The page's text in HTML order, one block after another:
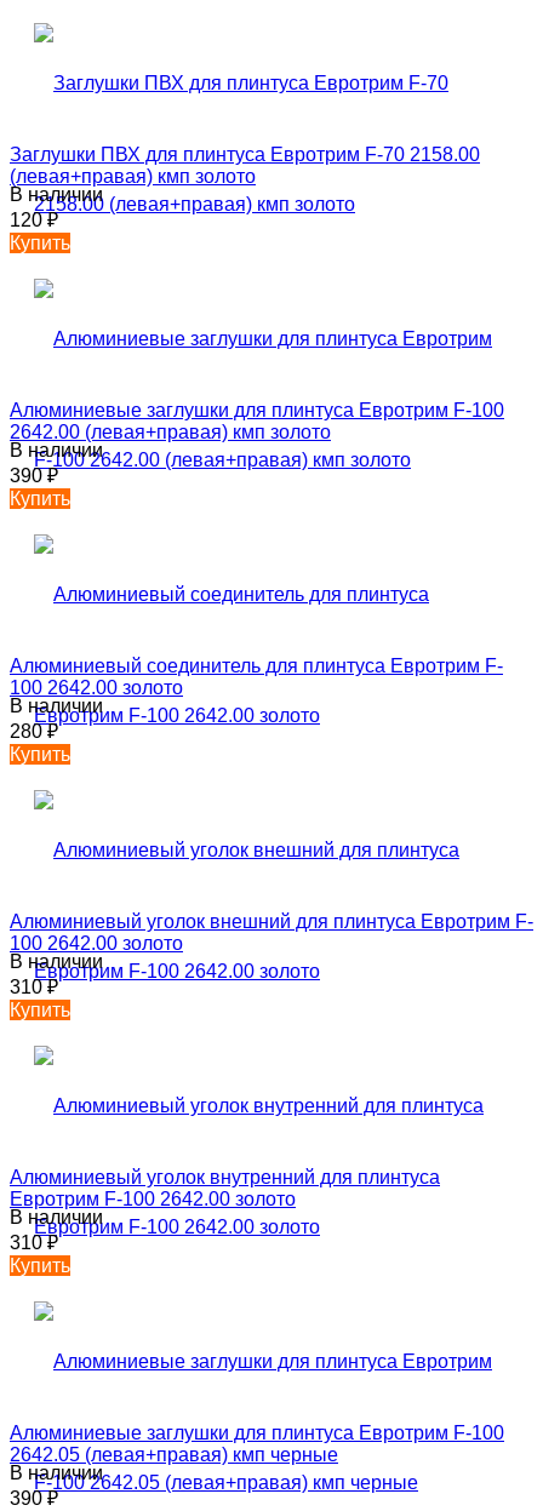
Заглушки ПВХ для плинтуса Евротрим F-70 2158.00
(левая+правая) кмп золото
В наличии
120₽
Купить
Алюминиевые заглушки для плинтуса Евротрим F-100
2642.00 (левая+правая) кмп золото
В наличии
390₽
Купить
Алюминиевый соединитель для плинтуса Евротрим F-
100 2642.00 золото
В наличии
280₽
Купить
Алюминиевый уголок внешний для плинтуса Евротрим F-
100 2642.00 золото
В наличии
310₽
Купить
Алюминиевый уголок внутренний для плинтуса
Евротрим F-100 2642.00 золото
В наличии
310₽
Купить
Алюминиевые заглушки для плинтуса Евротрим F-100
2642.05 (левая+правая) кмп черные
В наличии
390₽